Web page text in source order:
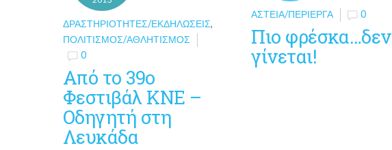
ΔΡΑΣΤΗΡΙΌΤΗΤΕΣ/ΕΚΔΗΛΏΣΕΙΣ,
ΠΟΛΙΤΙΣΜΌΣ/ΑΘΛΗΤΙΣΜΌΣ
0
Από το 39ο
Φεστιβάλ ΚΝΕ –
Οδηγητή στη
Λευκάδα
ΑΣΤΕΊΑ/ΠΕΡΊΕΡΓΑ 0
Πιο φρέσκα…δεν
γίνεται!